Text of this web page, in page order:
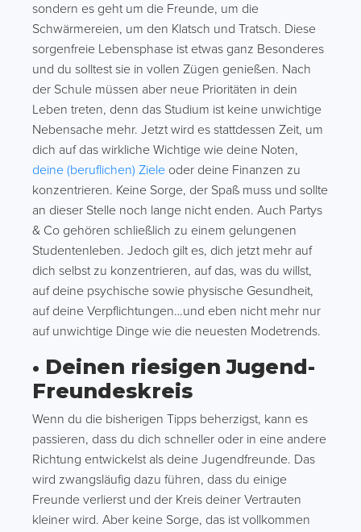
sondern es geht um die Freunde, um die
Schwärmereien, um den Klatsch und Tratsch. Diese
sorgenfreie Lebensphase ist etwas ganz Besonderes
und du solltest sie in vollen Zügen genießen. Nach
der Schule müssen aber neue Prioritäten in dein
Leben treten, denn das Studium ist keine unwichtige
Nebensache mehr. Jetzt wird es stattdessen Zeit, um
dich auf das wirkliche Wichtige wie deine Noten,
deine (beruflichen) Ziele oder deine Finanzen zu
konzentrieren. Keine Sorge, der Spaß muss und sollte
an dieser Stelle noch lange nicht enden. Auch Partys
& Co gehören schließlich zu einem gelungenen
Studentenleben. Jedoch gilt es, dich jetzt mehr auf
dich selbst zu konzentrieren, auf das, was du willst,
auf deine psychische sowie physische Gesundheit,
auf deine Verpflichtungen…und eben nicht mehr nur
auf unwichtige Dinge wie die neuesten Modetrends.
• Deinen riesigen Jugend-
Freundeskreis
Wenn du die bisherigen Tipps beherzigst, kann es
passieren, dass du dich schneller oder in eine andere
Richtung entwickelst als deine Jugendfreunde. Das
wird zwangsläufig dazu führen, dass du einige
Freunde verlierst und der Kreis deiner Vertrauten
kleiner wird. Aber keine Sorge, das ist vollkommen